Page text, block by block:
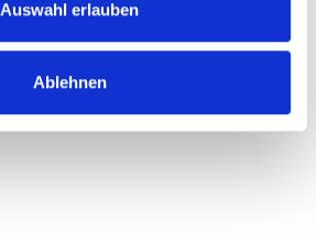
Auswahl erlauben
Ablehnen